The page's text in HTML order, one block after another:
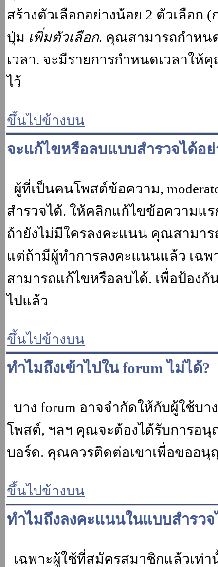
สร้างตัวเลือกอย่างน้อย 2 ตัวเลือก
ปุ่ม เพิ่มตัวเลือก. คุณสามารถกำหน
เวลา. จะมีรายการกำหนดเวลาให้
ไว้
ขึ้นไปข้างบน
จะแก้ไขหรือลบแบบสำรวจได้อย่
ผู้ที่เป็นคนโพสต์ข้อความ,
สำรวจได้. ให้คลิกแก้ไขข้อความแ
ถ้ายังไม่มีใครลงคะแนน คุณสามา
แต่ถ้ามีผู้ทำการลงคะแนนแล้ว เฉพา
สามารถแก้ไขหรือลบได้. เพื่อป้อง
ไปแล้ว
ขึ้นไปข้างบน
ทำไมถึงเข้าไปใน forum ไม่ได้?
บาง forum อาจจำกัดให้กับผู้ใช้บ
โพสต์, ฯลฯ คุณจะต้องได้รับการอนุ
บอร์ด. คุณควรติดต่อเขาเพื่อขออนุ
ขึ้นไปข้างบน
ทำไมถึงลงคะแนนในแบบสำรวจ
เฉพาะผู้ใช้ที่สมัครสมาชิกแล้วเท่